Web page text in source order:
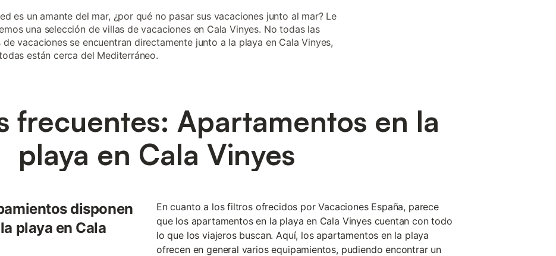
es un amante del mar, ¿por qué no pasar sus vacaciones junto al mar? Le
una selección de villas de vacaciones en Cala Vinyes. No todas las
de vacaciones se encuentran directamente junto a la playa en Cala Vinyes,
están cerca del Mediterráneo.
frecuentes: Apartamentos en la
playa en Cala Vinyes
disponen
playa en Cala
En cuanto a los filtros ofrecidos por Vacaciones España, parece
que los apartamentos en la playa en Cala Vinyes cuentan con todo
lo que los viajeros buscan. Aquí, los apartamentos en la playa
ofrecen en general varios equipamientos, pudiendo encontrar un